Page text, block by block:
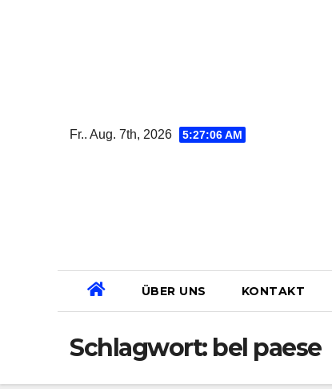
Fr.. Aug. 7th, 2026 5:27:07 AM
ÜBER UNS KONTAKT
Schlagwort: bel paese